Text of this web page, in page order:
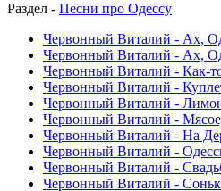
Раздел - Песни про Одессу
Червонный Виталий - Ах,
Червонный Виталий - Ах,
Червонный Виталий - Как-
Червонный Виталий -
Червонный Виталий -
Червонный Виталий -
Червонный Виталий - На
Червонный Виталий -
Червонный Виталий -
Червонный Виталий -